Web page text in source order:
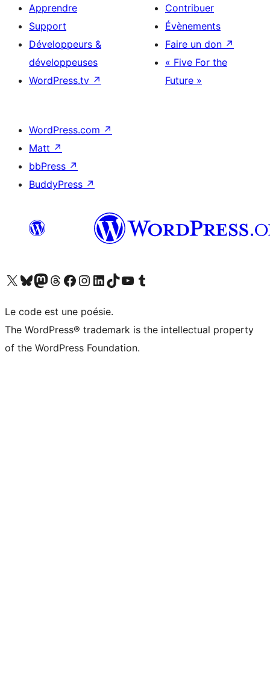
Apprendre
Support
Développeurs &
développeuses
WordPress.tv ↗
Contribuer
Évènements
Faire un don ↗
« Five For the
Future »
WordPress.com ↗
Matt ↗
bbPress ↗
BuddyPress ↗
Visitez notre compte X (précédemment Twitter)
Visiter notre compte Bluesky
Visiter notre compte Mastodon
Visiter notre compte Threads
Consulter notre compte Facebook
Consulter notre compte Instagram
Consulter notre compte LinkedIn
Visiter notre compte TokTok
Visiter notre chaîne YouTube
Visiter notre compte Tumblr
Le code est une poésie.
The WordPress® trademark is the intellectual property
of the WordPress Foundation.